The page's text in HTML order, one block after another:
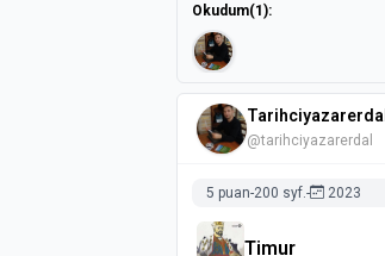
Okudum(1):
Tarihciyazarerdal
@tarihciyazarerdal
5 puan-200 syf. - 2023
Timur